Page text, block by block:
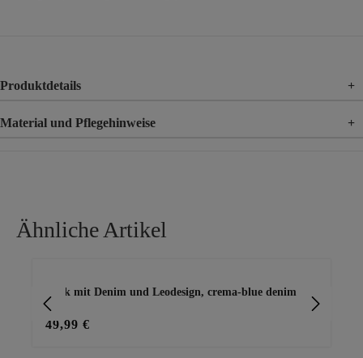
Produktdetails +
Material und Pflegehinweise +
Ähnliche Artikel
Rock mit Denim und Leodesign, crema-blue denim
49,99 €